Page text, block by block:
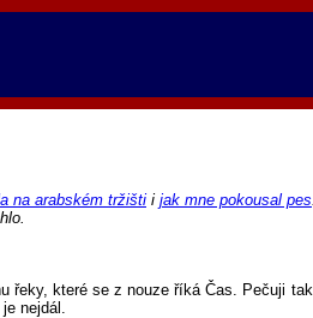
na arabském tržišti i jak mne pokousal pes
řeky, které se z nouze říká Čas. Pečuji
nejdál.